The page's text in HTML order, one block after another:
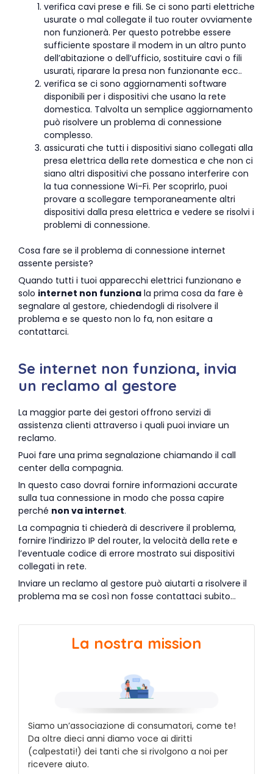
verifica cavi prese e fili. Se ci sono parti elettriche
usurate o mal collegate il tuo router ovviamente
non funzionerà. Per questo potrebbe essere
sufficiente spostare il modem in un altro punto
dell’abitazione o dell’ufficio, sostituire cavi o fili
usurati, riparare la presa non funzionante ecc..
verifica se ci sono aggiornamenti software
disponibili per i dispositivi che usano la rete
domestica. Talvolta un semplice aggiornamento
può risolvere un problema di connessione
complesso.
assicurati che tutti i dispositivi siano collegati alla
presa elettrica della rete domestica e che non ci
siano altri dispositivi che possano interferire con
la tua connessione Wi-Fi. Per scoprirlo, puoi
provare a scollegare temporaneamente altri
dispositivi dalla presa elettrica e vedere se risolvi i
problemi di connessione.
Cosa fare se il problema di connessione internet
assente persiste?
Quando tutti i tuoi apparecchi elettrici funzionano e
solo internet non funziona la prima cosa da fare è
segnalare al gestore, chiedendogli di risolvere il
problema e se questo non lo fa, non esitare a
contattarci.
Se internet non funziona, invia
un reclamo al gestore
La maggior parte dei gestori offrono servizi di
assistenza clienti attraverso i quali puoi inviare un
reclamo.
Puoi fare una prima segnalazione chiamando il call
center della compagnia.
In questo caso dovrai fornire informazioni accurate
sulla tua connessione in modo che possa capire
perché non va internet.
La compagnia ti chiederà di descrivere il problema,
fornire l’indirizzo IP del router, la velocità della rete e
l’eventuale codice di errore mostrato sui dispositivi
collegati in rete.
Inviare un reclamo al gestore può aiutarti a risolvere il
problema ma se così non fosse contattaci subito…
La nostra mission
Siamo un’associazione di consumatori, come te!
Da oltre dieci anni diamo voce ai diritti
(calpestati!) dei tanti che si rivolgono a noi per
ricevere aiuto.